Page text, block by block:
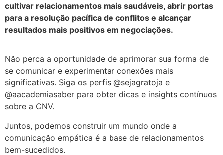
cultivar relacionamentos mais saudáveis, abrir portas
para a resolução pacífica de conflitos e alcançar
resultados mais positivos em negociações.
Não perca a oportunidade de aprimorar sua forma de
se comunicar e experimentar conexões mais
significativas. Siga os perfis @sejagratoja e
@aacademiasaber para obter dicas e insights contínuos
sobre a CNV.
Juntos, podemos construir um mundo onde a
comunicação empática é a base de relacionamentos
bem-sucedidos.